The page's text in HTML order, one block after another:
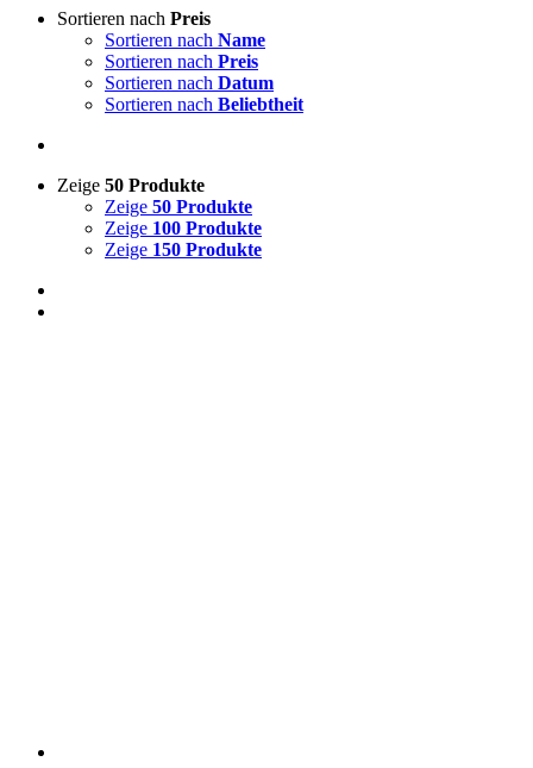
Sortieren nach Preis
Sortieren nach Name
Sortieren nach Preis
Sortieren nach Datum
Sortieren nach Beliebtheit
Zeige 50 Produkte
Zeige 50 Produkte
Zeige 100 Produkte
Zeige 150 Produkte